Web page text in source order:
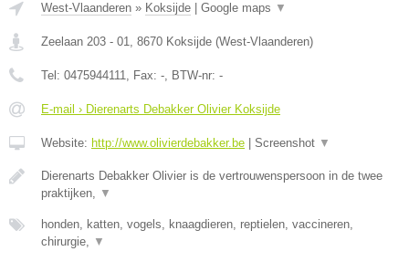
West-Vlaanderen » Koksijde | Google maps ▼
Zeelaan 203 - 01 8670 Koksijde (West-Vlaanderen)
Tel: 0475944111 , Fax: - , BTW-nr: -
E-mail › Dierenarts Debakker Olivier Koksijde
Website: http://www.olivierdebakker.be | Screenshot ▼
Dierenarts Debakker Olivier is de vertrouwenspersoon in de twee
praktijken,
▼
honden, katten, vogels, knaagdieren, reptielen, vaccineren,
chirurgie,
▼